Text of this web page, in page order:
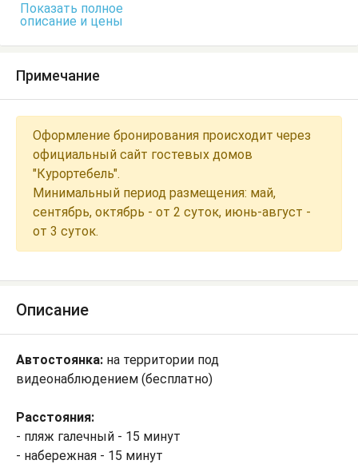
Показать полное
описание и цены
Примечание
Оформление бронирования происходит через
официальный сайт гостевых домов
"Курортебель".
Минимальный период размещения: май,
сентябрь, октябрь - от 2 суток, июнь-август -
от 3 суток.
Описание
Автостоянка: на территории под
видеонаблюдением (бесплатно)
Расстояния:
- пляж галечный - 15 минут
- набережная - 15 минут